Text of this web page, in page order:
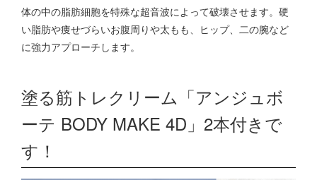
体の中の脂肪細胞を特殊な超音波によって破壊させます。硬
い脂肪や痩せづらいお腹周りや太もも、ヒップ、二の腕など
に強力アプローチします。
塗る筋トレクリーム「アンジュボ
ーテ BODY MAKE 4D」2本付きで
す！